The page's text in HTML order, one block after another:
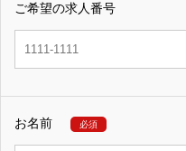
ご希望の求人番号
お名前 必須